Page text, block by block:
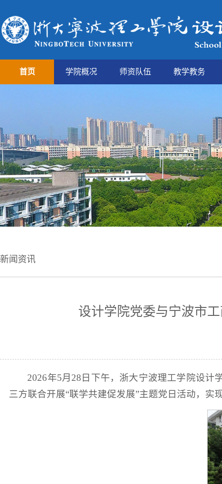
首页 学院概况 师资队伍 教学教务
新闻资讯
设计学院党委与宁波市
2026年5月28日下午，浙大宁波理工学院设
三方联合开展“联学共建促发展”主题党日活动，实